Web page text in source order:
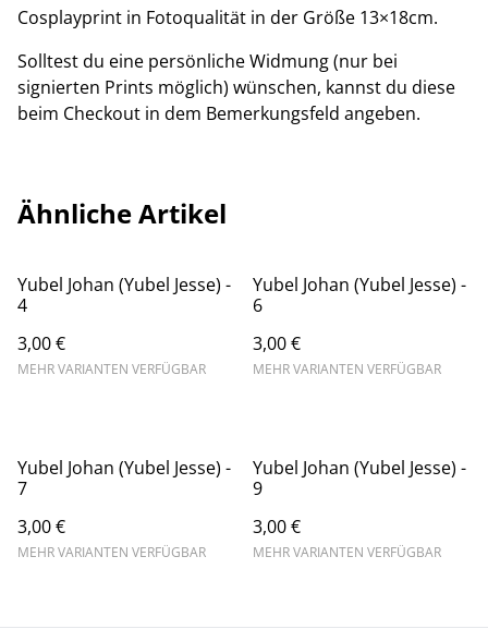
Cosplayprint in Fotoqualität in der Größe 13×18cm.
Solltest du eine persönliche Widmung (nur bei
signierten Prints möglich) wünschen, kannst du diese
beim Checkout in dem Bemerkungsfeld angeben.
Ähnliche Artikel
Yubel Johan (Yubel Jesse) -
4
3,00 €
MEHR VARIANTEN VERFÜGBAR
Yubel Johan (Yubel Jesse) -
6
3,00 €
MEHR VARIANTEN VERFÜGBAR
Yubel Johan (Yubel Jesse) -
7
3,00 €
MEHR VARIANTEN VERFÜGBAR
Yubel Johan (Yubel Jesse) -
9
3,00 €
MEHR VARIANTEN VERFÜGBAR